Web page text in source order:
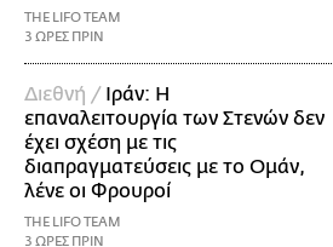
THE LIFO TEAM
3 ΩΡΕΣ ΠΡΙΝ
Διεθνή / Ιράν: Η
επαναλειτουργία των Στενών δεν
έχει σχέση με τις
διαπραγματεύσεις με το Ομάν,
λένε οι Φρουροί
THE LIFO TEAM
3 ΩΡΕΣ ΠΡΙΝ